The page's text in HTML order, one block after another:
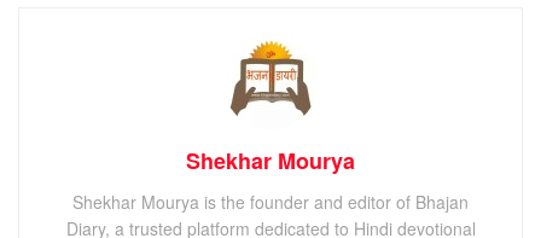
Shekhar Mourya
Shekhar Mourya is the founder and editor of Bhajan
Diary, a trusted platform dedicated to Hindi devotional